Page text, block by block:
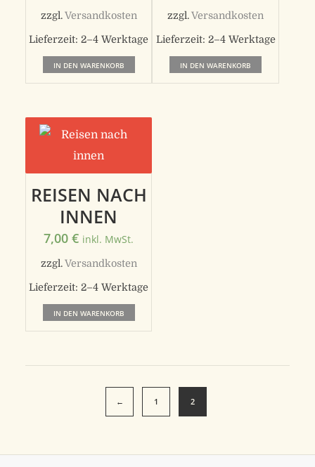
zzgl.Versandkosten
Lieferzeit:2–4 Werktage
IN DEN WARENKORB
zzgl.Versandkosten
Lieferzeit: 2–4 Werktage
IN DEN WARENKORB
REISEN NACH
INNEN
7,00€ inkl. MwSt.
zzgl.Versandkosten
Lieferzeit:2–4 Werktage
IN DEN WARENKORB
← 1 2